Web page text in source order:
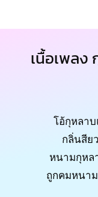
เนื้อเพล
โอ้กุหลาบ
กลิ่นสีย
หนามกุหล
ถูกคมหนา